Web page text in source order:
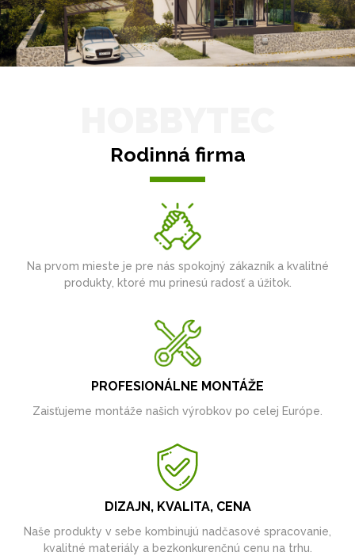
Rodinná firma
Na prvom mieste je pre nás spokojný zákazník a kvalitné
produkty, ktoré mu prinesú radosť a úžitok.
PROFESIONÁLNE MONTÁŽE
Zaisťujeme montáže našich výrobkov po celej Európe.
DIZAJN, KVALITA, CENA
Naše produkty v sebe kombinujú nadčasové spracovanie,
kvalitné materiály a bezkonkurenčnú cenu na trhu.